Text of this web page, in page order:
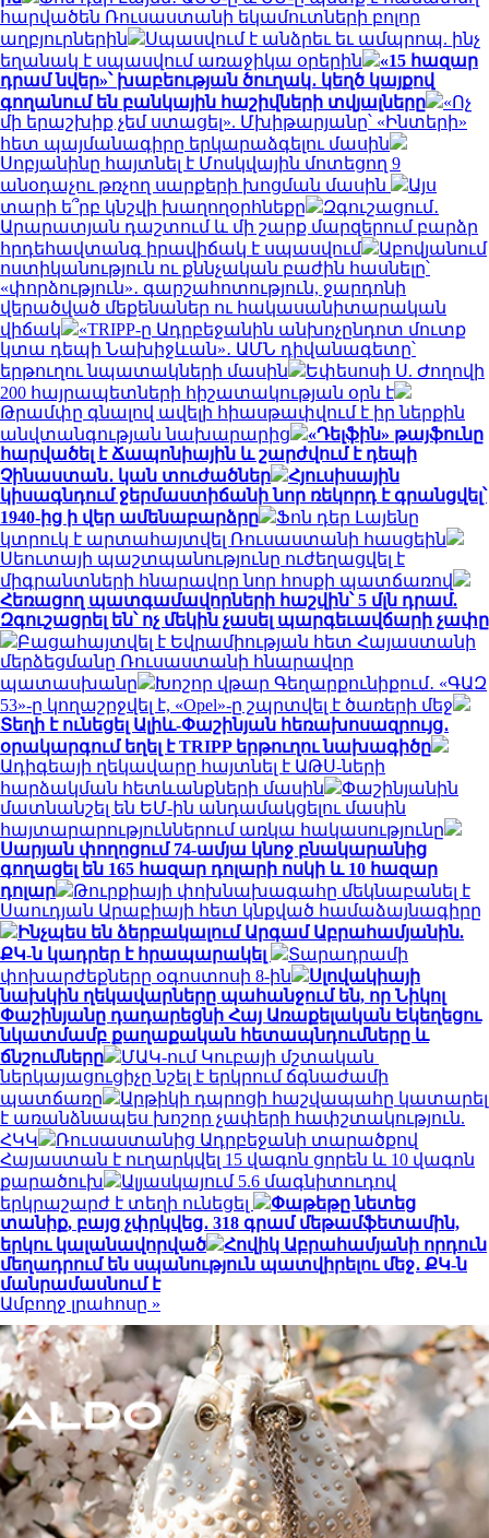
հարվածեն Ռուսաստանի եկամուտների բոլոր
աղբյուրներին
Սպասվում է անձրեւ եւ ամպրոպ. ինչ
եղանակ է սպասվում առաջիկա օրերին
«15 հազար
դրամ նվեր»՝ խաբեության ծուղակ․ կեղծ կայքով
գողանում են բանկային հաշիվների տվյալները
«Ոչ
մի երաշխիք չեմ ստացել». Մխիթարյանը՝ «Ինտերի»
հետ պայմանագիրը երկարաձգելու մասին
Սոբյանինը հայտնել է Մոսկվային մոտեցող 9
անօդաչու թռչող սարքերի խոցման մասին
Այս
տարի ե՞րբ կնշվի խաղողօրհնեքը
Զգուշացում․
Արարատյան դաշտում և մի շարք մարզերում բարձր
հրդեհավտանգ իրավիճակ է սպասվում
Աբովյանում
ոստիկանություն ու քննչական բաժին հասնելը՝
«փորձություն»․ գարշահոտություն, ջարդոնի
վերածված մեքենաներ ու հակասանիտարական
վիճակ
«TRIPP-ը Ադրբեջանին անխոչընդոտ մուտք
կտա դեպի Նախիջևան»․ ԱՄՆ դիվանագետը՝
երթուղու նպատակների մասին
Եփեսոսի Ս. Ժողովի
200 հայրապետների հիշատակության օրն է
Թրամփը գնալով ավելի հիասթափվում է իր ներքին
անվտանգության նախարարից
«Դելֆին» թայֆունը
հարվածել է Ճապոնիային և շարժվում է դեպի
Չինաստան․ կան տուժածներ
Հյուսիսային
կիսագնդում ջերմաստիճանի նոր ռեկորդ է գրանցվել՝
1940-ից ի վեր ամենաբարձրը
Ֆոն դեր Լայենը
կտրուկ է արտահայտվել Ռուսաստանի հասցեին
Սեուտայի ​​պաշտպանությունը ուժեղացվել է
միգրանտների հնարավոր նոր հոսքի պատճառով
Հեռացող պատգամավորների հաշվին՝ 5 մլն դրամ.
Զգուշացրել են՝ ոչ մեկին չասել պարգեւավճարի չափը
Բացահայտվել է Եվրամիության հետ Հայաստանի
մերձեցմանը Ռուսաստանի հնարավոր
պատասխանը
Խոշոր վթար Գեղարքունիքում․ «ԳԱԶ
53»-ը կողաշրջվել է, «Opel»-ը շպրտվել է ծառերի մեջ
Տեղի է ունեցել Ալիև-Փաշինյան հեռախոսազրույց․
օրակարգում եղել է TRIPP երթուղու նախագիծը
Ադիգեայի ղեկավարը հայտնել է ԱԹՍ-ների
հարձակման հետևանքների մասին
Փաշինյանին
մատնանշել են ԵՄ-ին անդամակցելու մասին
հայտարարություններում առկա հակասությունը
Սարյան փողոցում 74-ամյա կնոջ բնակարանից
գողացել են 165 հազար դոլարի ոսկի և 10 հազար
դոլար
Թուրքիայի փոխնախագահը մեկնաբանել է
Սաուդյան Արաբիայի հետ կնքված համաձայնագիրը
Ինչպես են ձերբակալում Արգամ Աբրահամյանին.
ՔԿ-ն կադրեր է հրապարակել
Տարադրամի
փոխարժեքները օգոստոսի 8-ին
Սլովակիայի
նախկին ղեկավարները պահանջում են, որ Նիկոլ
Փաշինյանը դադարեցնի Հայ Առաքելական Եկեղեցու
նկատմամբ քաղաքական հետապնդումները և
ճնշումները
ՄԱԿ-ում Կուբայի մշտական ​​
ներկայացուցիչը նշել է երկրում ճգնաժամի
պատճառը
Արթիկի դպրոցի հաշվապահը կատարել
է առանձնապես խոշոր չափերի հափշտակություն.
ՀԿԿ
Ռուսաստանից Ադրբեջանի տարածքով
Հայաստան է ուղարկվել 15 վագոն ցորեն և 10 վագոն
քարածուխ
Ալյասկայում 5.6 մագնիտուդով
երկրաշարժ է տեղի ունեցել
Փաթեթը նետեց
տանիք, բայց չփրկվեց․ 318 գրամ մեթամֆետամին,
երկու կալանավորված
Հովիկ Աբրահամյանի որդուն
մեղադրում են սպանություն պատվիրելու մեջ․ ՔԿ-ն
մանրամասնում է
Ամբողջ լրահոսը »